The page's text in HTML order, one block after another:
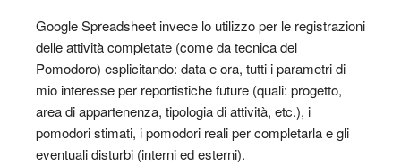
Google Spreadsheet invece lo utilizzo per le registrazioni
delle attività completate (come da tecnica del
Pomodoro) esplicitando: data e ora, tutti i parametri di
mio interesse per reportistiche future (quali: progetto,
area di appartenenza, tipologia di attività, etc.), i
pomodori stimati, i pomodori reali per completarla e gli
eventuali disturbi (interni ed esterni).